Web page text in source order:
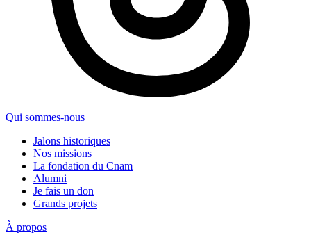
Qui sommes-nous
Jalons historiques
Nos missions
La fondation du Cnam
Alumni
Je fais un don
Grands projets
À propos